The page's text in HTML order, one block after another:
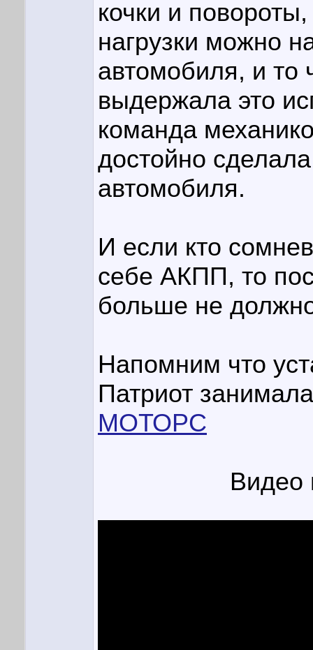
кочки и
нагрузки можно
автомобиля, и то
выдержала это
команда
достойно
автомобиля.
И если кто
себе АКПП, то
больше не
Напомним что
Патриот
МОТОРС
Видео